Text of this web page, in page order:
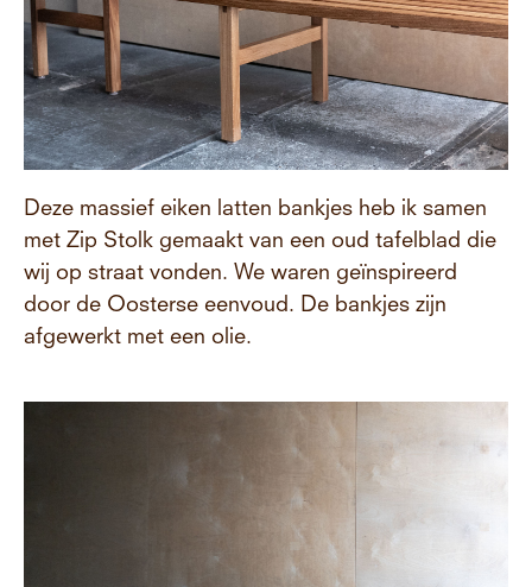
Deze massief eiken latten bankjes heb ik samen
met Zip Stolk gemaakt van een oud tafelblad die
wij op straat vonden. We waren geïnspireerd
door de Oosterse eenvoud. De bankjes zijn
afgewerkt met een olie.